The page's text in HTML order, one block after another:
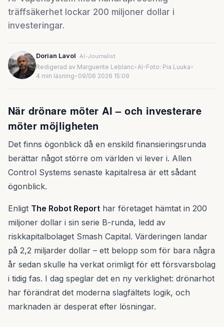
träffsäkerhet lockar 200 miljoner dollar i
investeringar.
Dorian Lavol AI-Journalist
Redigerad av Marguerite Leblanc•AI-Foto: Pia Luuka•
4 min läsning• 09/06 2026 15:09
När drönare möter AI – och investerare
möter möjligheten
Det finns ögonblick då en enskild finansieringsrunda
berättar något större om världen vi lever i. Allen
Control Systems senaste kapitalresa är ett sådant
ögonblick.
Enligt The Robot Report har företaget hämtat in 200
miljoner dollar i sin serie B-runda, ledd av
riskkapitalbolaget Smash Capital. Värderingen landar
på 2,2 miljarder dollar – ett belopp som för bara några
år sedan skulle ha verkat orimligt för ett försvarsbolag
i tidig fas. I dag speglar det en ny verklighet: drönarhot
har förändrat det moderna slagfältets logik, och
marknaden är desperat efter lösningar.